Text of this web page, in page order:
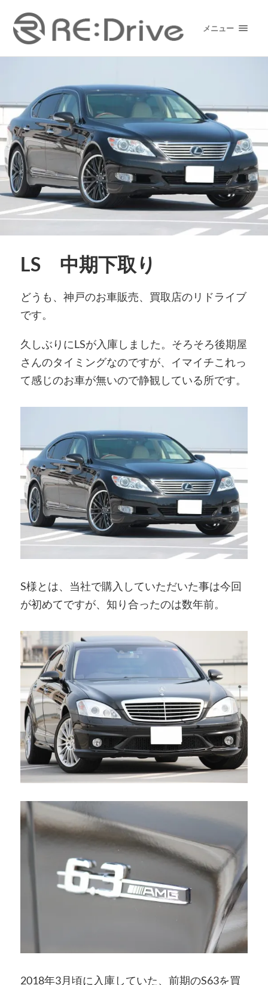
メニュー
LS 中期下取り
どうも、神戸のお車販売、買取店のリドライブ
です。
久しぶりにLSが入庫しました。そろそろ後期屋
さんのタイミングなのですが、イマイチこれっ
て感じのお車が無いので静観している所です。
S様とは、当社で購入していただいた事は今回
が初めてですが、知り合ったのは数年前。
2018年3月頃に入庫していた、前期のS63を買